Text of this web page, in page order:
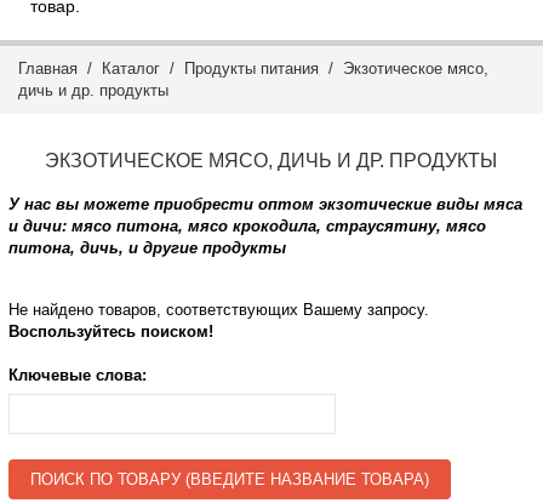
товар.
Главная / Каталог / Продукты питания / Экзотическое мясо,
дичь и др. продукты
ЭКЗОТИЧЕСКОЕ МЯСО, ДИЧЬ И ДР. ПРОДУКТЫ
У нас вы можете приобрести оптом экзотические виды мяса
и дичи: мясо питона, мясо крокодила, страусятину, мясо
питона, дичь, и другие продукты
Не найдено товаров, соответствующих Вашему запросу.
Воспользуйтесь поиском!
Ключевые слова:
ПОИСК ПО ТОВАРУ (ВВЕДИТЕ НАЗВАНИЕ ТОВАРА)